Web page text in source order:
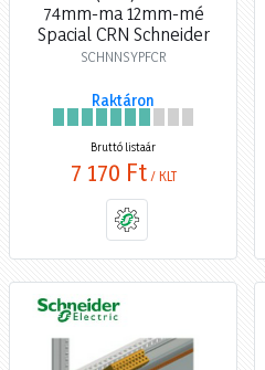
74mm-ma 12mm-mé
Spacial CRN Schneider
SCHNNSYPFCR
Raktáron
Bruttó listaár
7 170 Ft / KLT